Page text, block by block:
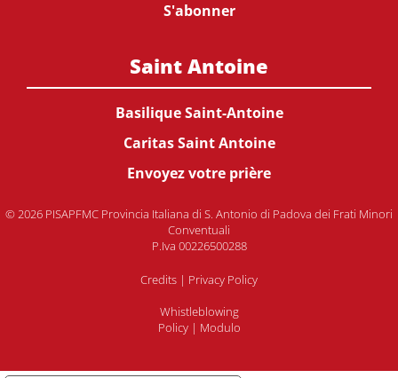
S'abonner
Saint Antoine
Basilique Saint-Antoine
Caritas Saint Antoine
Envoyez votre prière
© 2026 PISAPFMC Provincia Italiana di S. Antonio di Padova dei Frati Minori
Conventuali
P.Iva 00226500288
Credits | Privacy Policy
Whistleblowing
Policy| Modulo